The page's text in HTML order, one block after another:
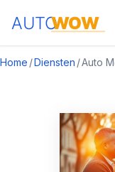
Home /Diensten /Auto